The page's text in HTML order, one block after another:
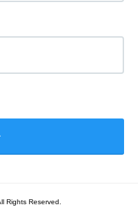
Rights Reserved.